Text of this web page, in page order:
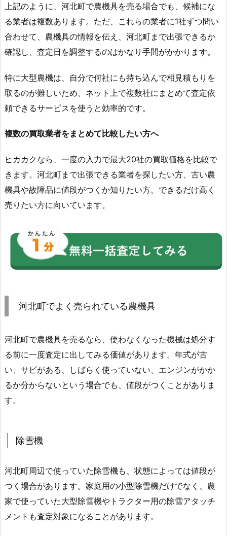
上記のように、河北町で農機具を売る場合でも、候補にな
る業者は複数あります。ただ、これらの業者に1社ずつ問い
合わせて、農機具の情報を伝え、河北町まで出張できるか
確認し、査定日を調整するのはかなり手間がかかります。
特に大型農機は、自分で何社にも持ち込んで相見積もりを
取るのが難しいため、ネット上で複数社にまとめて査定依
頼できるサービスを使うと効率的です。
複数の買取業者をまとめて比較したい方へ
ヒカカクなら、一度の入力で最大20社の買取価格を比較で
きます。河北町まで出張できる業者を探したい方、古い農
機具や故障品に値段がつくか知りたい方、できるだけ高く
売りたい方に向いています。
河北町でよく売られている農機具
河北町で農機具を売るなら、使わなくなった機械は処分す
る前に一度査定に出してみる価値があります。年式が古
い、サビがある、しばらく使っていない、エンジンがかか
るか分からないという場合でも、値段がつくことがありま
す。
除雪機
河北町周辺で使っていた除雪機も、状態によっては値段が
つく場合があります。家庭用の小型除雪機だけでなく、農
家で使っていた大型除雪機やトラクター用の除雪アタッチ
メントも査定対象になることがあります。